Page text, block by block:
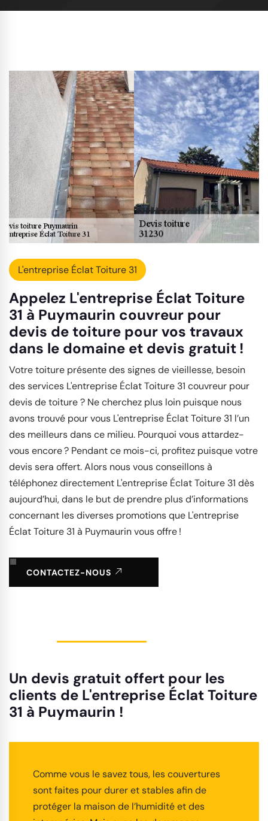
L'entreprise Éclat Toiture 31
Appelez L'entreprise Éclat Toiture
31 à Puymaurin couvreur pour
devis de toiture pour vos travaux
dans le domaine et devis gratuit !
Votre toiture présente des signes de vieillesse, besoin
des services L'entreprise Éclat Toiture 31 couvreur pour
devis de toiture ? Ne cherchez plus loin puisque nous
avons trouvé pour vous L'entreprise Éclat Toiture 31 l’un
des meilleurs dans ce milieu. Pourquoi vous attardez-
vous encore ? Pendant ce mois-ci, profitez puisque votre
devis sera offert. Alors nous vous conseillons à
téléphonez directement L'entreprise Éclat Toiture 31 dès
aujourd’hui, dans le but de prendre plus d’informations
concernant les diverses promotions que L'entreprise
Éclat Toiture 31 à Puymaurin vous offre !
CONTACTEZ-NOUS
Un devis gratuit offert pour les
clients de L'entreprise Éclat Toiture
31 à Puymaurin !
Comme vous le savez tous, les couvertures
sont faites pour durer et stables afin de
protéger la maison de l’humidité et des